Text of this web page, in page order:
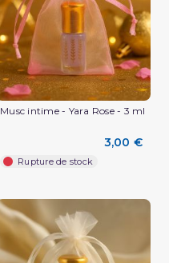
Musc intime - Yara Rose - 3 ml
3,00 €
Rupture de stock